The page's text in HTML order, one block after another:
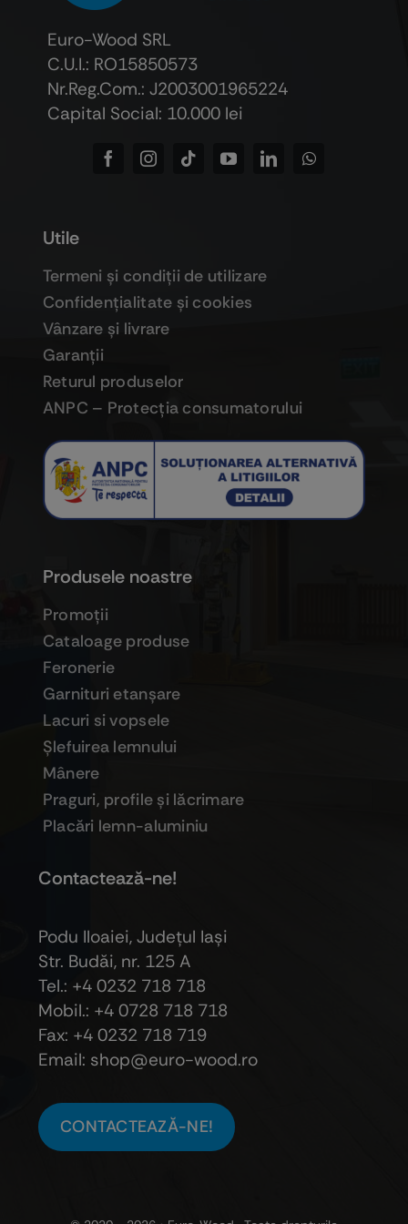
Euro-Wood SRL
C.U.I.: RO15850573
Nr.Reg.Com.: J2003001965224
Capital Social: 10.000 lei
Produsele noastre
Promoţii
Cataloage produse
Feronerie
Garnituri etanşare
Lacuri si vopsele
Şlefuirea lemnului
Mânere
Praguri, profile şi lăcrimare
Placări lemn-aluminiu
Utile
Termeni şi condiţii de utilizare
Confidenţialitate şi cookies
Vânzare şi livrare
Garanţii
Returul produselor
ANPC – Protecţia consumatorului
Contactează-ne!
Podu Iloaiei, Judeţul Iaşi
Str. Budăi, nr. 125 A
Tel.: +4 0232 718 718
Mobil.: +4 0728 718 718
Fax: +4 0232 718 719
Email: shop@euro-wood.ro
CONTACTEAZĂ-NE!